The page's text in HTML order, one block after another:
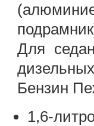
Для
Бензин
1,6-